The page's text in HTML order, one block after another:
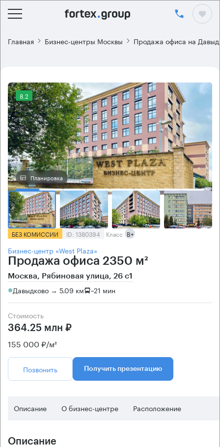
Главная Бизнес-центры Москвы Продажа офиса на
8.2
Планировка
БЕЗ КОМИССИИ ID: 1380394 Класс B+
Бизнес-центр «West Plaza»
Продажа офиса 2350 м²
Москва, Рябиновая улица, 26 с1
Давыдково → 5.09 км ~21 мин
Стоимость
364.25 млн ₽
155 000 ₽/м²
Позвонить Получить презентацию
Описание О бизнес-центре Расположение
Описание